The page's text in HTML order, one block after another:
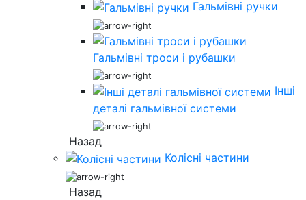
Гальмівні ручки
Гальмівні троси і рубашки
Інші
деталі гальмівної системи
Назад
Колісні частини
Назад